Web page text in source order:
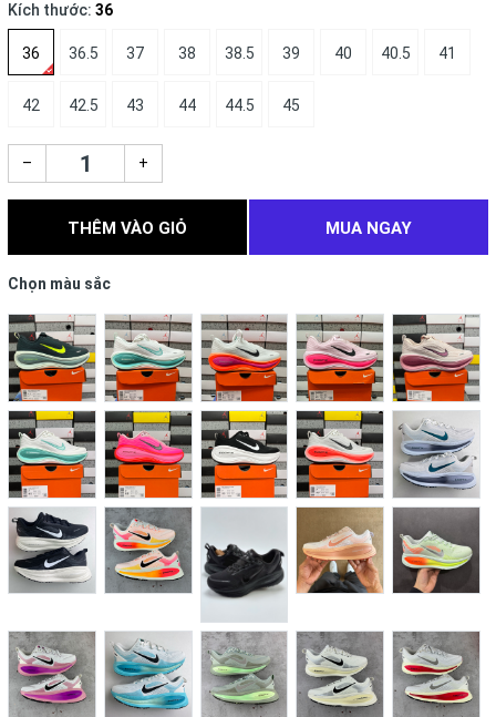
Kích thước: 36
36 36.5 37 38 38.5 39 40 40.5 41
42 42.5 43 44 44.5 45
– +
THÊM VÀO GIỎ MUA NGAY
Chọn màu sắc